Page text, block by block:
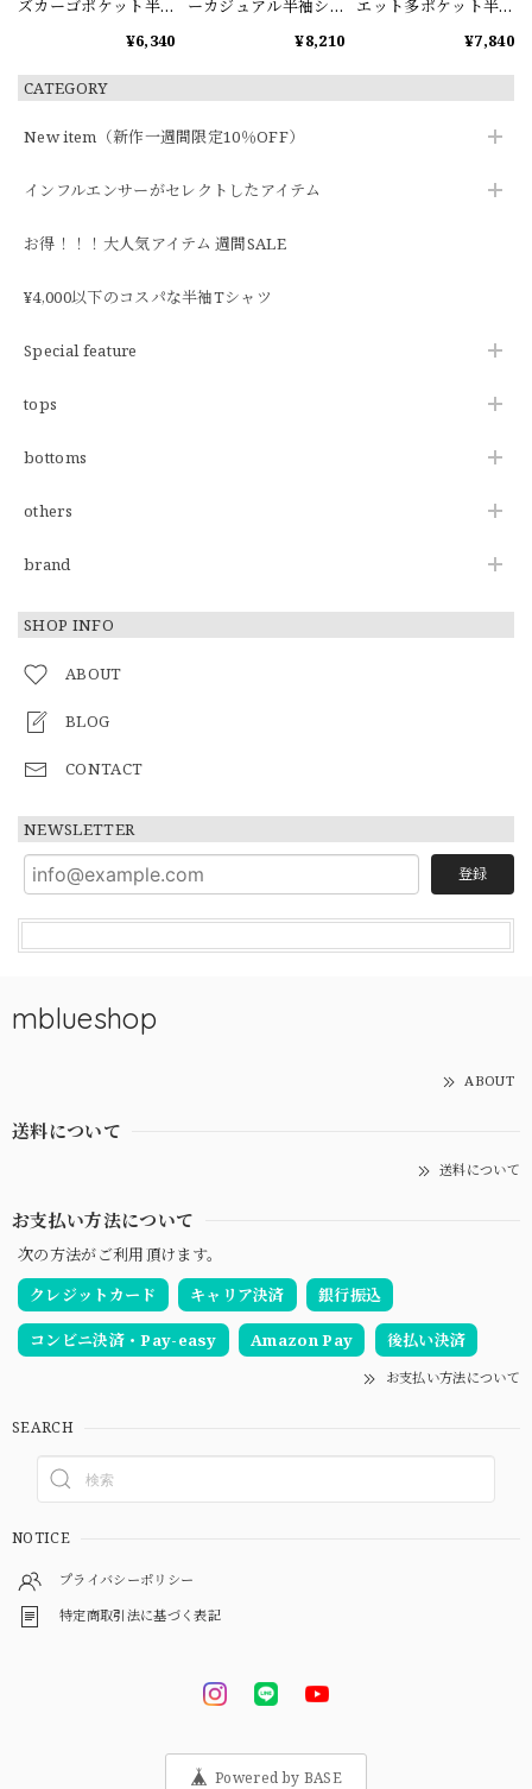
CATEGORY
New item（新作一週間限定10％OFF）
インフルエンサーがセレクトしたアイテム
お得！！！大人気アイテム 週間SALE
¥4,000以下のコスパな半袖Tシャツ
Special feature
tops
bottoms
others
brand
SHOP INFO
ABOUT
BLOG
CONTACT
NEWSLETTER
登録
ズカーゴポケット半
¥6,340
ーカジュアル半袖シ
¥8,210
エット多ポケット半
¥7,840
mblueshop
ABOUT
送料について
送料について
お支払い方法について
次の方法がご利用頂けます。
クレジットカード
キャリア決済 銀行振込
コンビニ決済・Pay-easy Amazon Pay 後払い決済
お支払い方法について
SEARCH
NOTICE
プライバシーポリシー
特定商取引法に基づく表記
Powered by BASE